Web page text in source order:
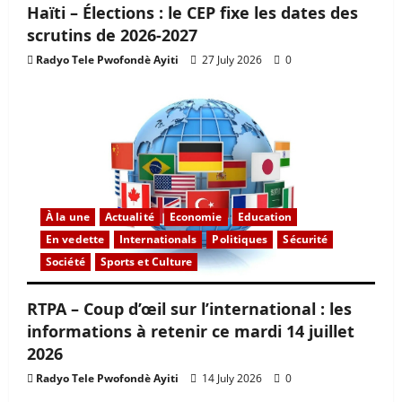
Haïti – Élections : le CEP fixe les dates des
scrutins de 2026-2027
Radyo Tele Pwofondè Ayiti 27 July 2026 0
À la une Actualité Economie
Education
En vedette
Internationals Politiques
Sécurité
Société
Sports et Culture
RTPA – Coup d’œil sur l’international : les
informations à retenir ce mardi 14 juillet
2026
Radyo Tele Pwofondè Ayiti 14 July 2026 0